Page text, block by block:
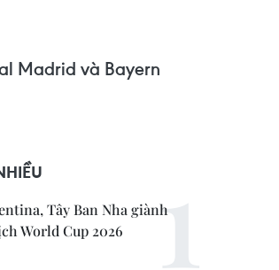
Madrid và Bayern
Tây Ban Nha giành
World Cup 2026